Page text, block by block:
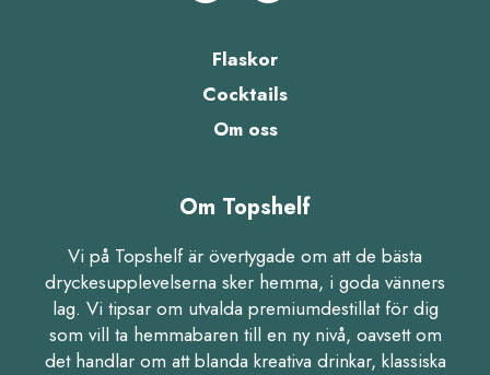
Flaskor
Cocktails
Om oss
Om Topshelf
Vi på Topshelf är övertygade om att de bästa
dryckesupplevelserna sker hemma, i goda vänners
lag. Vi tipsar om utvalda premiumdestillat för dig
som vill ta hemmabaren till en ny nivå, oavsett om
det handlar om att blanda kreativa drinkar, klassiska